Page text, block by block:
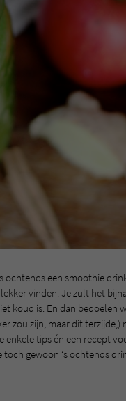
ochtends een smoothie
vinden. Je zult het
koud is. En dan bedoelen
zou zijn, maar dit terzijde,)
enkele tips én een recept
gewoon ‘s ochtends